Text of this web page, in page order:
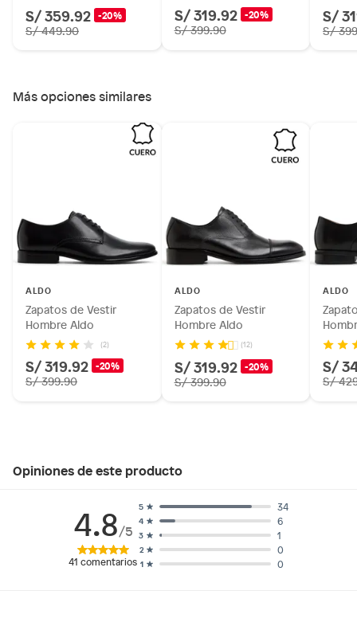
¡Saga Falabella tiene los mejores zapatos para hombre!
Nuestra gama de zapatos está diseñada para ofrecer
S/ 359.92 -20%
S/ 449.90
S/ 319.92 -20%
S/ 399.90
S/
S/
Más opciones similares
ALDO
Zapatos de Vestir
Hombre Aldo
(2)
S/ 319.92 -20%
S/ 399.90
ALDO
Zapatos de Vestir
Hombre Aldo
(12)
S/ 319.92 -20%
S/ 399.90
ALDO
S/
S/
Opiniones de este producto
4.8/5
41 comentarios 1 0
2 0
3 1
4 6
5 34